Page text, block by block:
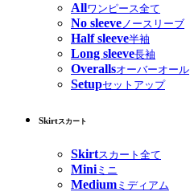
Allワンピース全て
No sleeveノースリーブ
Half sleeve半袖
Long sleeve長袖
Overallsオーバーオール
Setupセットアップ
Skirtスカート
Skirtスカート全て
Miniミニ
Medium ミディアム